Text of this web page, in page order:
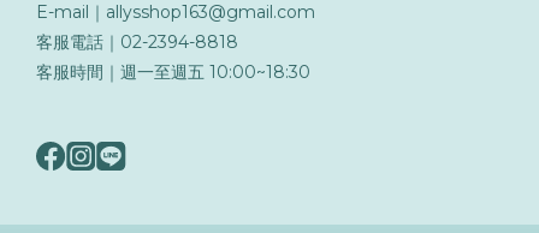
E-mail｜allysshop163@gmail.com
客服電話｜02-2394-8818
客服時間｜週一至週五 10:00~18:30